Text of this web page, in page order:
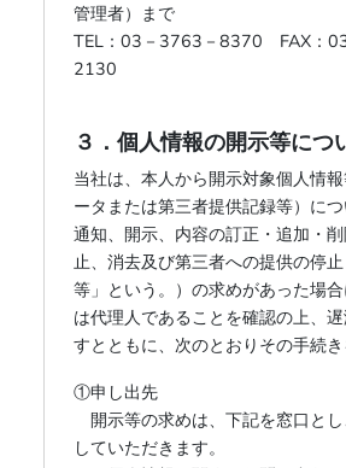
管理者）まで
TEL：03－3763－8370 FAX：
2130
３．個人情報の開示等につ
当社は、本人から開示対象個人情
ータまたは第三者提供記録等）に
通知、開示、内容の訂正・追加・
止、消去及び第三者への提供の停
等」という。）の求めがあった場
は代理人であることを確認の上、
すとともに、次のとおりその手続き
①申し出先
開示等の求めは、下記を窓口と
していただきます。